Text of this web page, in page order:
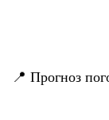
📍 Прогноз